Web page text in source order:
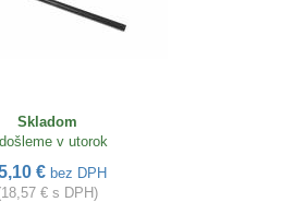
Skladom
v utorok
€ bez DPH
€ s DPH)